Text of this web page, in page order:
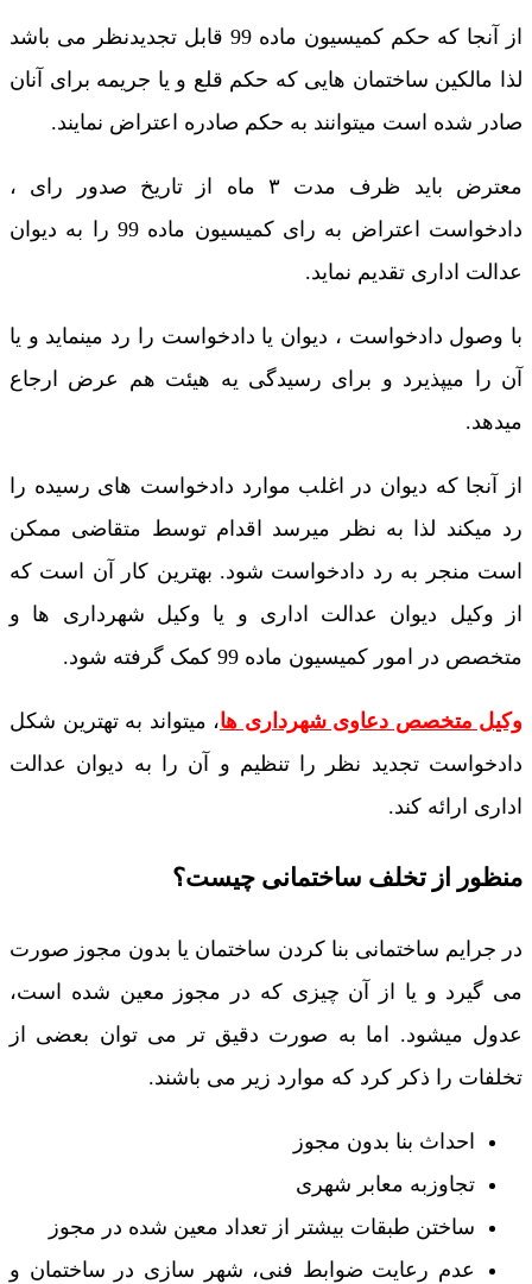
از آنجا که حکم کمیسیون ماده 99 قابل تجدیدنظر می باشد
لذا مالکین ساختمان هایی که حکم قلع و یا جریمه برای آنان
صادر شده است میتوانند به حکم صادره اعتراض نمایند.
معترض باید ظرف مدت ۳ ماه از تاریخ صدور رای ،
دادخواست اعتراض به رای کمیسیون ماده 99 را به دیوان
عدالت اداری تقدیم نماید.
با وصول دادخواست ، دیوان یا دادخواست را رد مینماید و یا
آن را میپذیرد و برای رسیدگی یه هیئت هم ‌عرض ارجاع
میدهد.
از آنجا که دیوان در اغلب موارد دادخواست های رسیده را
رد میکند لذا به نظر میرسد اقدام توسط متقاضی ممکن
است منجر به رد دادخواست شود. بهترین کار آن است که
از وکیل دیوان عدالت اداری و یا وکیل شهرداری ها و
متخصص در امور کمیسیون ماده 99 کمک گرفته شود.
وکیل متخصص دعاوی شهرداری ها، میتواند به تهترین شکل
دادخواست تجدید نظر را تنظیم و آن را به دیوان عدالت
اداری ارائه کند.
منظور از تخلف ساختمانی چیست؟
در جرایم ساختمانی بنا کردن ساختمان یا بدون مجوز صورت
می گیرد و یا از آن چیزی که در مجوز معین شده است،
عدول میشود. اما به صورت دقیق تر می توان بعضی از
تخلفات را ذکر کرد که موارد زیر می باشند.
احداث بنا بدون مجوز
تجاوزبه معابر شهری
ساختن طبقات بیشتر از تعداد معین شده در مجوز
عدم رعایت ضوابط فنی، شهر سازی در ساختمان و